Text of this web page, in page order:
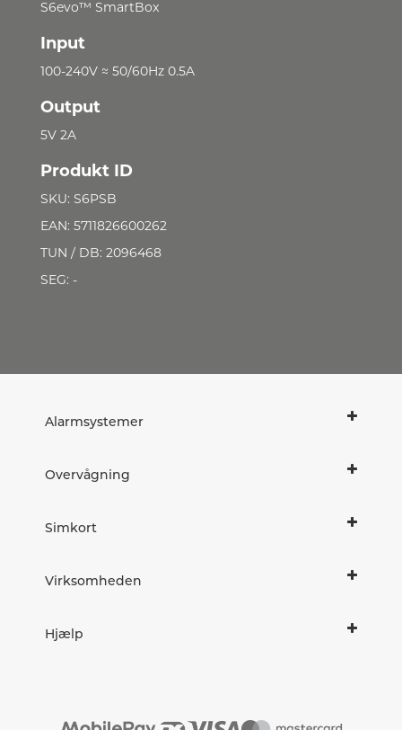
S6evo™ SmartBox
Input
100-240V ≈ 50/60Hz 0.5A
Output
5V 2A
Produkt ID
SKU: S6PSB
EAN: 5711826600262
TUN / DB: 2096468
SEG: -
Alarmsystemer
Overvågning
Simkort
Virksomheden
Hjælp